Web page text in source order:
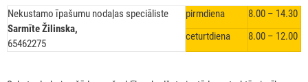
Nekustamo īpašumu nodaļas speciāliste
Sarmīte Žilinska,
65462275
pirmdiena
8.00 – 14.30
ceturtdiena
8.00 – 12.00